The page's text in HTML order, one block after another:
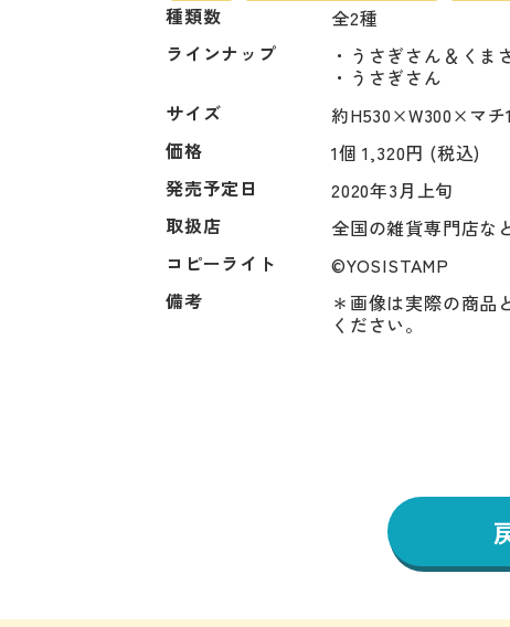
種類数
全2種
ラインナップ
・うさぎさん＆くま
・うさぎさん
サイズ
約H530×W300×マチ
価格
1個 1,320円 (税込)
発売予定日
2020年3月上旬
取扱店
全国の雑貨専門店な
コピーライト
©YOSISTAMP
備考
＊画像は実際の商品
ください。